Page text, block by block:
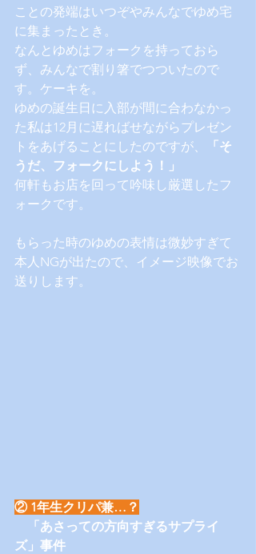
ことの発端はいつぞやみんなでゆめ宅
に集まったとき。
なんとゆめはフォークを持っておら
ず、みんなで割り箸でつついたので
す。ケーキを。
ゆめの誕生日に入部が間に合わなかっ
た私は12月に遅ればせながらプレゼン
トをあげることにしたのですが、
「そ
うだ、フォークにしよう！」
何軒もお店を回って吟味し厳選したフ
ォークです。
もらった時のゆめの表情は微妙すぎて
本人NGが出たので、イメージ映像でお
送りします。
② 1年生クリパ兼…？
「あさっての方向すぎるサプライ
ズ」事件